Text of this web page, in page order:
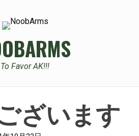
To Favor AK!!!
ざいます